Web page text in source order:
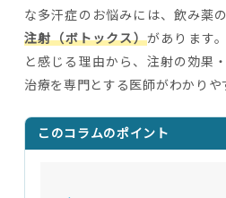
な多汗症のお悩みには、飲み薬
注射（ボトックス）があります
と感じる理由から、注射の効果
治療を専門とする医師がわかりや
このコラムのポイント